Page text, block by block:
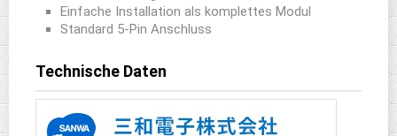
Einfache Installation als komplettes Modul
Standard 5-Pin Anschluss
Technische Daten